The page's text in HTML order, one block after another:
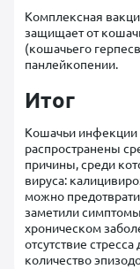
Комплексная
защищает от
(кошачьего
панлейкопении.
Итог
Кошачьи инфекции
распространены
причины, среди
вируса:
можно
заметили
хроническом
отсутствие
количество